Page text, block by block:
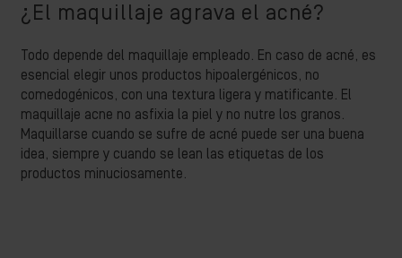
¿El maquillaje agrava el acné?
Todo depende del maquillaje empleado. En caso de acné, es
esencial elegir unos productos hipoalergénicos, no
comedogénicos, con una textura ligera y matificante. El
maquillaje acne no asfixia la piel y no nutre los granos.
Maquillarse cuando se sufre de acné puede ser una buena
idea, siempre y cuando se lean las etiquetas de los
productos minuciosamente.